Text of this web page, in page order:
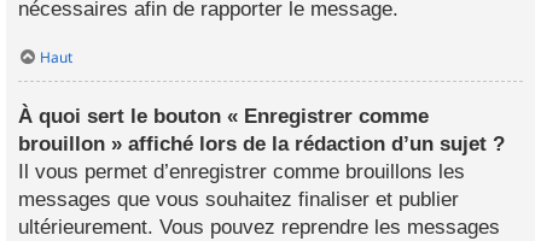
nécessaires afin de rapporter le message.
Haut
À quoi sert le bouton « Enregistrer comme
brouillon » affiché lors de la rédaction d’un sujet ?
Il vous permet d’enregistrer comme brouillons les
messages que vous souhaitez finaliser et publier
ultérieurement. Vous pouvez reprendre les messages